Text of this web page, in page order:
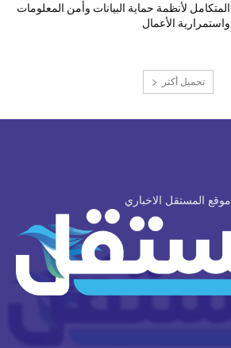
المتكامل لأنظمة حماية البيانات وأمن المعلومات
واستمرارية الأعمال
تحميل أكثر
موقع المستقل الاخباري